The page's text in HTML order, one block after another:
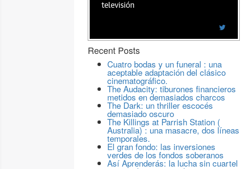
televisión
Recent Posts
Cuatro bodas y un funeral : una
aceptable adaptación del clásico
cinematográfico.
The Audacity: tiburones financieros
metidos en demasiados charcos
The Dark: un thriller escocés
demasiado oscuro
The Killings at Parrish Station (
Australia) : una masacre, dos líneas
temporales.
El gran fondo: las inversiones
verdes de los fondos soberanos
Así Aprenderás: la lucha sin cuartel